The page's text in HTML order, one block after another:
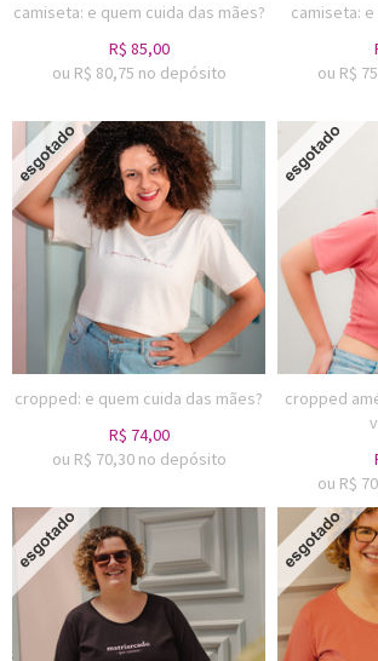
camiseta: e quem cuida das mães?
R$ 85,00
ou R$ 80,75 no depósito
camiseta:
ou R$
cropped: e quem cuida das mães?
R$ 74,00
ou R$ 70,30 no depósito
cropped
ou R$